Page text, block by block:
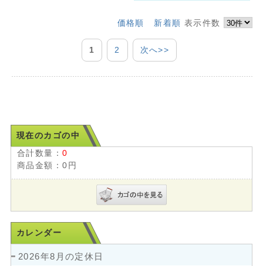
価格順 新着順 表示件数
1 2 次へ>>
現在のカゴの中
合計数量：0
商品金額：0円
カレンダー
2026年8月の定休日